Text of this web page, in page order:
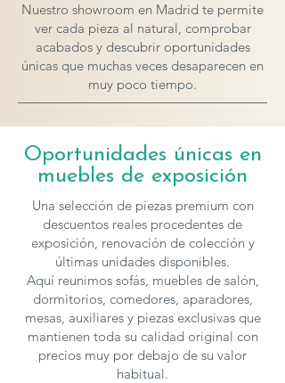
Nuestro showroom en Madrid te permite
ver cada pieza al natural, comprobar
acabados y descubrir oportunidades
únicas que muchas veces desaparecen en
muy poco tiempo.
Oportunidades únicas en
muebles de exposición
Una selección de piezas premium con
descuentos reales procedentes de
exposición, renovación de colección y
últimas unidades disponibles.
Aquí reunimos sofás, muebles de salón,
dormitorios, comedores, aparadores,
mesas, auxiliares y piezas exclusivas que
mantienen toda su calidad original con
precios muy por debajo de su valor
habitual.